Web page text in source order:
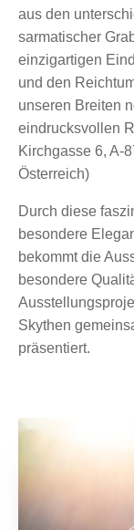
aus den
sarmatischer
einzigartigen
und den
unseren Breiten
eindrucksvollen
Kirchgasse 6, A-
Österreich)
Durch diese
besondere
bekommt die
besondere
Skythen
präsentiert.